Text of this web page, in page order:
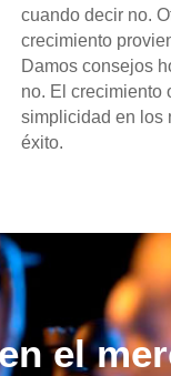
cuando decir no.
crecimiento
Damos consejos
no. El crecimiento
simplicidad en los
éxito.
el